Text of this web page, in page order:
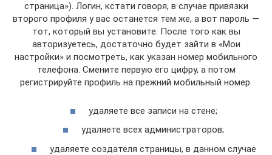
страница»). Логин, кстати говоря, в случае привязки
второго профиля у вас останется тем же, а вот пароль —
тот, который вы установите. После того как вы
авторизуетесь, достаточно будет зайти в «Мои
настройки» и посмотреть, как указан номер мобильного
телефона. Смените первую его цифру, а потом
регистрируйте профиль на прежний мобильный номер.
удаляете все записи на стене;
удаляете всех администраторов;
удаляете создателя страницы, в данном случае